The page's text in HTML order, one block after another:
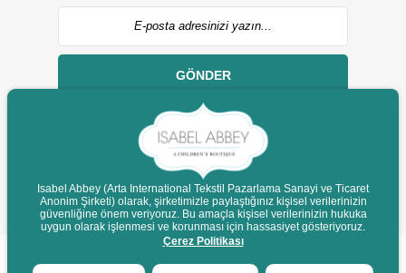
GÖNDER
© 2022 isabelabbey.com - Tüm Hakları Saklıdır.
Destek
Isabel Abbey (Arta International Tekstil Pazarlama Sanayi ve Ticaret
Anonim Şirketi) olarak, şirketimizle paylaştığınız kişisel verilerinizin
güvenliğine önem veriyoruz. Bu amaçla kişisel verilerinizin hukuka
uygun olarak işlenmesi ve korunması için hassasiyet gösteriyoruz.
Çerez Politikası